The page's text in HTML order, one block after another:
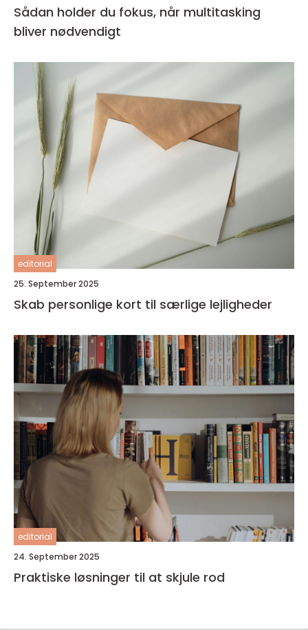
Sådan holder du fokus, når multitasking
bliver nødvendigt
editorial
25. September 2025
Skab personlige kort til særlige lejligheder
editorial
24. September 2025
Praktiske løsninger til at skjule rod